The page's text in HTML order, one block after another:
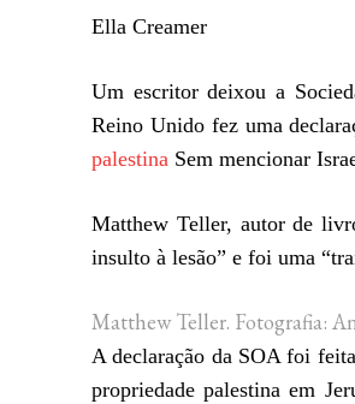
Ella Creamer
Um escritor deixou a
Reino Unido fez uma
palestina Sem mencionar
Matthew Teller, autor de
insulto à lesão” e foi uma
Matthew Teller. Fotografia:
A declaração da SOA foi
propriedade palestina em